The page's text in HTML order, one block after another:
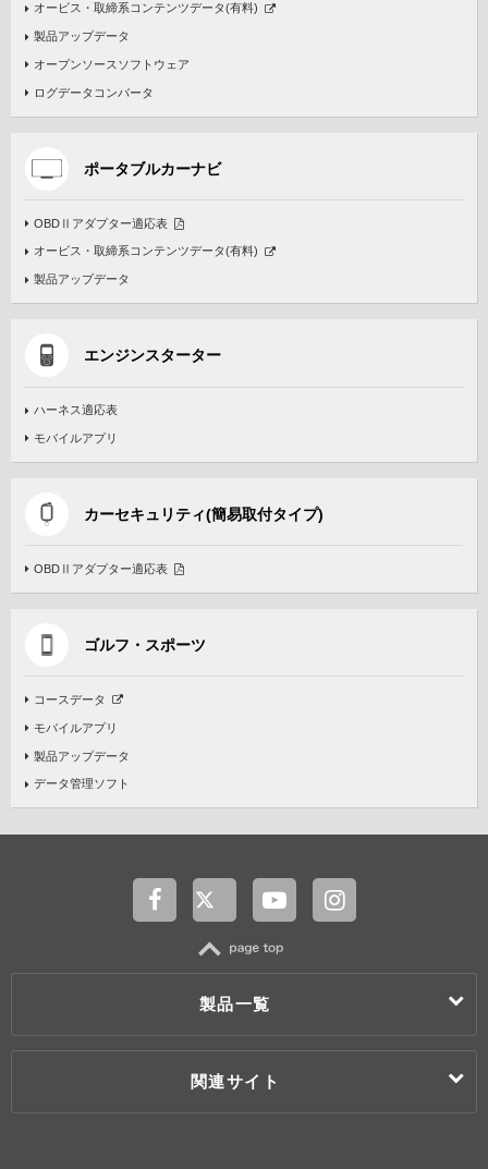
オービス・取締系コンテンツデータ(有料)
製品アップデータ
オープンソースソフトウェア
ログデータコンバータ
ポータブルカーナビ
OBDⅡアダプター適応表
オービス・取締系コンテンツデータ(有料)
製品アップデータ
エンジンスターター
ハーネス適応表
モバイルアプリ
カーセキュリティ(簡易取付タイプ)
OBDⅡアダプター適応表
ゴルフ・スポーツ
コースデータ
モバイルアプリ
製品アップデータ
データ管理ソフト
製品一覧
関連サイト